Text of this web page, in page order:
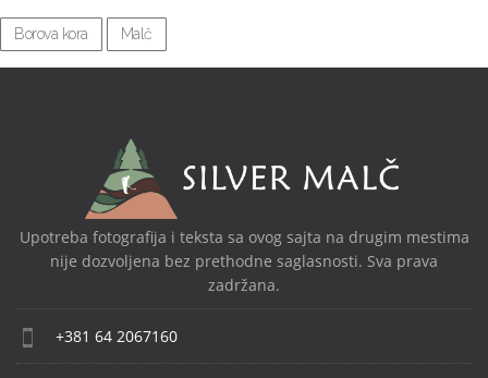
Borova kora Malč
Upotreba fotografija i teksta sa ovog sajta na drugim mestima
nije dozvoljena bez prethodne saglasnosti. Sva prava
zadržana.
+381 64 2067160